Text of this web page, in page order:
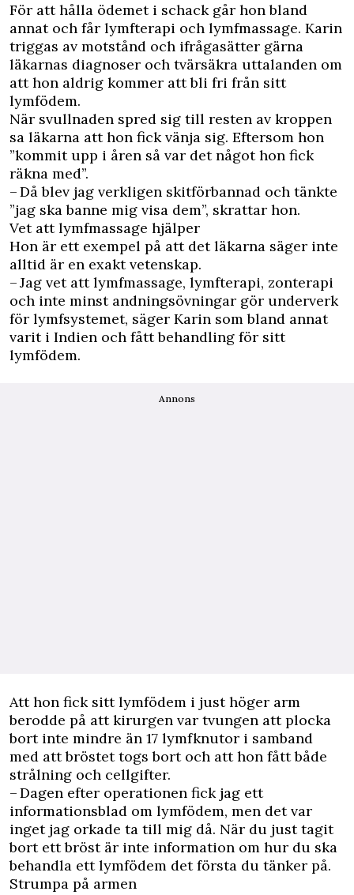
För att hålla ödemet i schack går hon bland
annat och får lymfterapi och lymfmassage. Karin
triggas av motstånd och ifrågasätter gärna
läkarnas diagnoser och tvärsäkra uttalanden om
att hon aldrig kommer att bli fri från sitt
lymfödem.
När svullnaden spred sig till resten av kroppen
sa läkarna att hon fick vänja sig. Eftersom hon
”kommit upp i åren så var det något hon fick
räkna med”.
– Då blev jag verkligen skitförbannad och tänkte
”jag ska banne mig visa dem”, skrattar hon.
Vet att lymfmassage hjälper
Hon är ett exempel på att det läkarna säger inte
alltid är en exakt vetenskap.
– Jag vet att lymfmassage, lymfterapi, zonterapi
och inte minst andningsövningar gör underverk
för lymfsystemet, säger Karin som bland annat
varit i Indien och fått behandling för sitt
lymfödem.
Annons
Att hon fick sitt lymfödem i just höger arm
berodde på att kirurgen var tvungen att plocka
bort inte mindre än 17 lymfknutor i samband
med att bröstet togs bort och att hon fått både
strålning och cellgifter.
– Dagen efter operationen fick jag ett
informationsblad om lymfödem, men det var
inget jag orkade ta till mig då. När du just tagit
bort ett bröst är inte information om hur du ska
behandla ett lymfödem det första du tänker på.
Strumpa på armen